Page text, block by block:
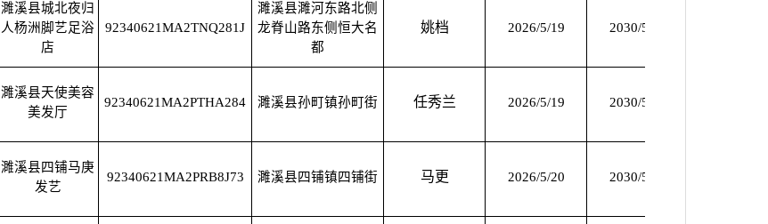
濉溪县城北夜归
人杨洲脚艺足浴
店
92340621MA2TNQ281J
濉溪县濉河东路北侧
龙脊山路东侧恒大名
都
姚档 2026/5/19 2030/5/18
濉溪县天使美容
美发厅
92340621MA2PTHA284 濉溪县孙町镇孙町街 任秀兰 2026/5/19 2030/5/18
濉溪县四铺马庚
发艺
92340621MA2PRB8J73 濉溪县四铺镇四铺街 马更 2026/5/20 2030/5/19